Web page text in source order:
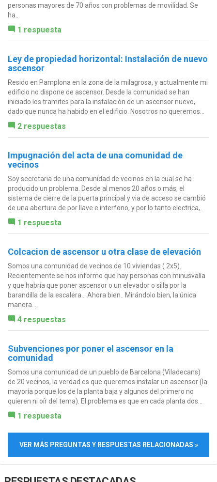
personas mayores de 70 años con problemas de movilidad. Se
ha...
1 respuesta
Ley de propiedad horizontal: Instalación de nuevo
ascensor
Resido en Pamplona en la zona de la milagrosa, y actualmente mi
edificio no dispone de ascensor. Desde la comunidad se han
iniciado los tramites para la instalación de un ascensor nuevo,
dado que nunca ha habido en el edificio. Nosotros no queremos...
2 respuestas
Impugnación del acta de una comunidad de
vecinos
Soy secretaria de una comunidad de vecinos en la cual se ha
producido un problema. Desde al menos 20 años o más, el
sistema de cierre de la puerta principal y via de acceso se cambió
de una abertura de por llave e interfono, y por lo tanto electrica,...
1 respuesta
Colcacion de ascensor u otra clase de elevación
Somos una comunidad de vecinos de 10 viviendas ( 2x5).
Recientemente se nos informo que hay personas con minusvalía
y que habría que poner ascensor o un elevador o silla por la
barandilla de la escalera... Ahora bien.. Mirándolo bien, la única
manera...
4 respuestas
Subvenciones por poner el ascensor en la
comunidad
Somos una comunidad de un pueblo de Barcelona (Viladecans)
de 20 vecinos, la verdad es que queremos instalar un ascensor (la
mayoría porque los de la planta baja y algunos del primero no
quieren ni oír del tema). El problema es que en cada planta dos...
1 respuesta
VER MÁS PREGUNTAS Y RESPUESTAS RELACIONADAS »